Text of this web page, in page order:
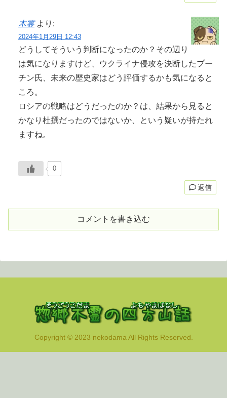
木霊 より:
2024年1月29日 12:43
どうしてそういう判断になったのか？その辺り
は気になりますけど、ウクライナ侵攻を決断したプー
チン氏、未来の歴史家はどう評価するかも気になると
ころ。
ロシアの戦略はどうだったのか？は、結果から見ると
かなり杜撰だったのではないか、という疑いが持たれ
ますね。
0
返信
コメントを書き込む
Copyright © 2023 nekodama All Rights Reserved.